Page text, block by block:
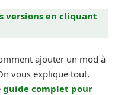
versions en cliquant
ajouter un mod à
vous explique tout,
guide complet pour